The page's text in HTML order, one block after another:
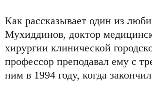
Как рассказывает один из
Мухиддинов, доктор
хирургии клинической
профессор преподавал ему с
ним в 1994 году, когда